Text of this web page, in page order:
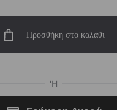
Προσθήκη στο καλάθι